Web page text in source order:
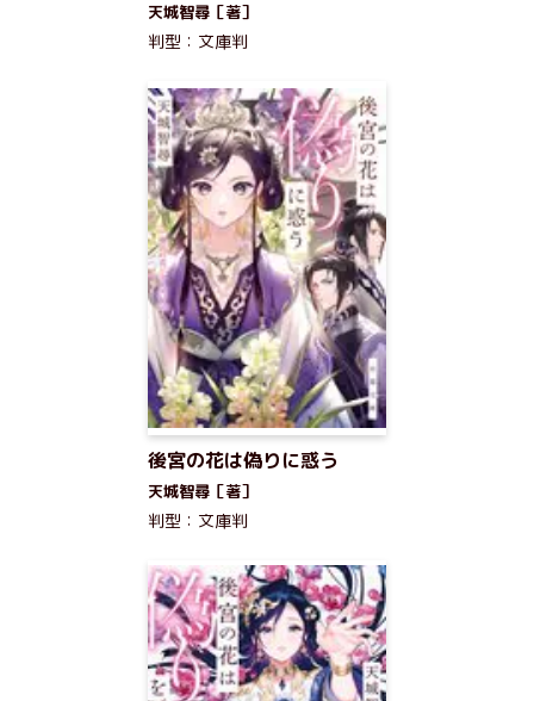
天城智尋［著］
判型：文庫判
後宮の花は偽りに惑う
天城智尋［著］
判型：文庫判